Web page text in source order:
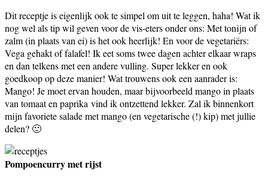
Dit receptje is eigenlijk ook te simpel om uit te leggen, haha! Wat ik
nog wel als tip wil geven voor de vis-eters onder ons: Met tonijn of
zalm (in plaats van ei) is het ook heerlijk! En voor de vegetariërs:
Vega gehakt of falafel! Ik eet soms twee dagen achter elkaar wraps
en dan telkens met een andere vulling. Super lekker en ook
goedkoop op deze manier! Wat trouwens ook een aanrader is:
Mango! Je moet ervan houden, maar bijvoorbeeld mango in plaats
van tomaat en paprika vind ik ontzettend lekker. Zal ik binnenkort
mijn favoriete salade met mango (en vegetarische (!) kip) met jullie
delen? 🙂
Pompoencurry met rijst